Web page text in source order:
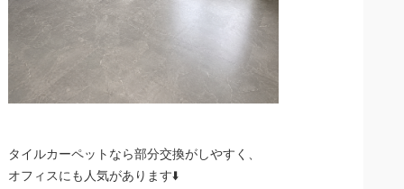
タイルカーペットなら部分交換がしやすく、
オフィスにも人気があります⬇️